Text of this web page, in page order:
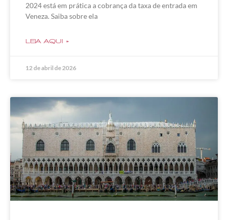
2024 está em prática a cobrança da taxa de entrada em
Veneza. Saiba sobre ela
LEIA AQUI »
12 de abril de 2026